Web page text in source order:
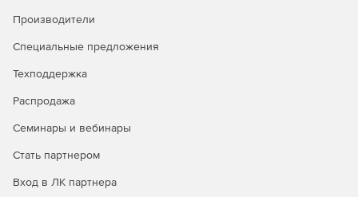
Производители
Специальные предложения
Техподдержка
Распродажа
Семинары и вебинары
Стать партнером
Вход в ЛК партнера